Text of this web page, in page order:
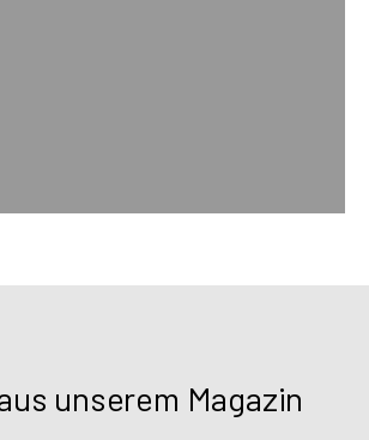
unserem Magazin